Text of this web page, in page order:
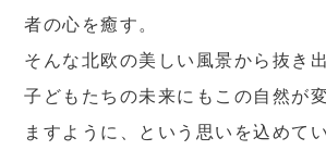
者の心を癒す。
そんな北欧の美しい風景から抜き
子どもたちの未来にもこの自然が
ますように、という思いを込めて